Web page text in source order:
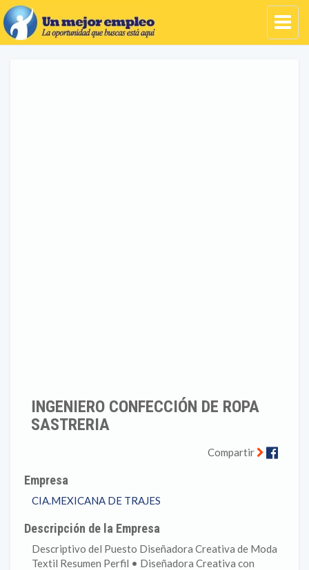
INGENIERO CONFECCIÓN DE ROPA
SASTRERIA
Compartir
Empresa
CIA.MEXICANA DE TRAJES
Descripción de la Empresa
Descriptivo del Puesto Diseñadora Creativa de Moda
Textil Resumen Perfil • Diseñadora Creativa con